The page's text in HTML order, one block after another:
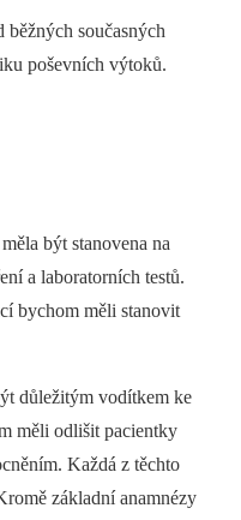
běžných současných
poševních výtoků.
být stanovena na
a laboratorních testů.
bychom měli stanovit
důležitým vodítkem ke
měli odlišit pacientky
Každá z těchto
základní anamnézy